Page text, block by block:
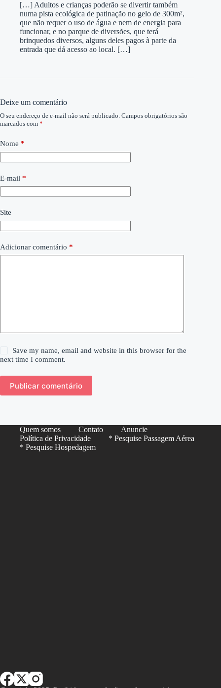
[…] Adultos e crianças poderão se divertir também
numa pista ecológica de patinação no gelo de 300m²,
que não requer o uso de água e nem de energia para
funcionar, e no parque de diversões, que terá
brinquedos diversos, alguns deles pagos à parte da
entrada que dá acesso ao local. […]
Deixe um comentário
O seu endereço de e-mail não será publicado. Campos obrigatórios são
marcados com *
Nome *
E-mail *
Site
Adicionar comentário *
Save my name, email and website in this browser for the
next time I comment.
Publicar comentário
Quem somos Contato
Anuncie
Política de Privacidade
* Pesquise Passagem Aérea
* Pesquise Hospedagem